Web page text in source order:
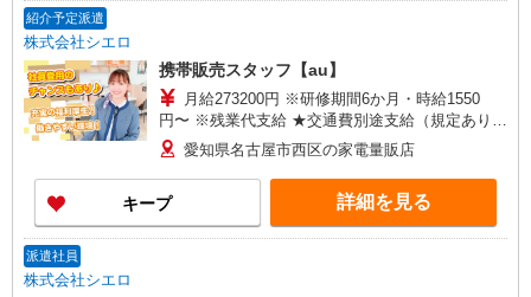
紹介予定派遣
株式会社シエロ
携帯販売スタッフ【au】
月給273200円 ※研修期間6か月・時給1550
円〜 ※残業代支給 ★交通費別途支給（規定あり）
゜+゜・。○。・゜+゜・。○。・゜+゜ 入社祝い金
10万円支給(規定有) お友達を紹介頂くと, インセン
ティブ支給(規定有) ゜・。○。・゜+゜・。
○。・゜+゜
愛知県名古屋市西区の家電量販店
キープ 詳細を見る
派遣社員
株式会社シエロ